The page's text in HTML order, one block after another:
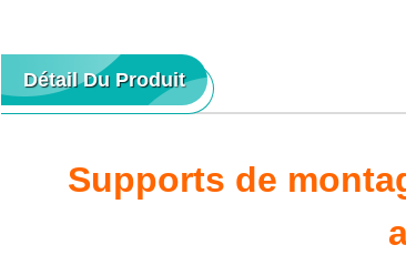
Détail Du Produit
Supports de